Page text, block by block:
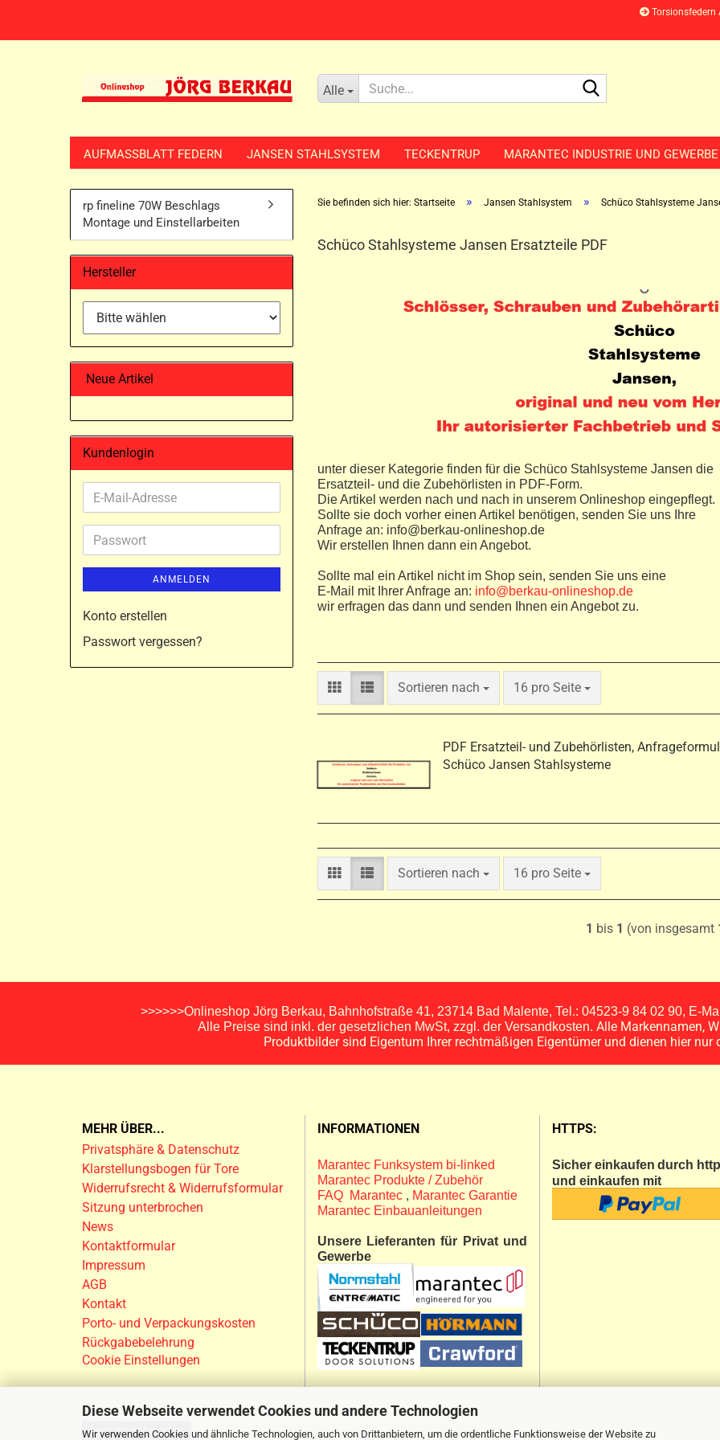
Diese Webseite verwendet Cookies und andere Technologien
Wir verwenden Cookies und ähnliche Technologien, auch von Drittanbietern, um die ordentliche Funktionsweise der Website zu
Alle
AUFMASSBLATT FEDERN JANSEN STAHLSYSTEM TECKENTRUP MARANTEC INDUSTRIE UND GEWERBE
Sie befinden sich hier: Startseite » Jansen Stahlsystem » Schüco Stahlsysteme
Schüco Stahlsysteme Jansen Ersatzteile PDF
unter dieser Kategorie finden für die Schüco Stahlsysteme Jansen die
Ersatzteil- und die Zubehörlisten in PDF-Form.
Die Artikel werden nach und nach in unserem Onlineshop eingepflegt.
Sollte sie doch vorher einen Artikel benötigen, senden Sie uns Ihre
Anfrage an: info@berkau-onlineshop.de
Wir erstellen Ihnen dann ein Angebot.
Sollte mal ein Artikel nicht im Shop sein, senden Sie uns eine
E-Mail mit Ihrer Anfrage an: info@berkau-onlineshop.de
wir erfragen das dann und senden Ihnen ein Angebot zu.
Sortieren nach
Sortieren nach 16 pro Seite
pro Seite
PDF Ersatzteil- und Zubehörlisten,
Schüco Jansen Stahlsysteme
Sortieren nach
Sortieren nach 16 pro Seite
pro Seite
1 bis 1 (von insgesamt
rp fineline 70W Beschlags
Montage und Einstellarbeiten
Hersteller
Neue Artikel
Kundenlogin
E-
Mail-
Adresse
Passwort
ANMELDEN
Konto erstellen
Passwort vergessen?
>>>>>>Onlineshop Jörg Berkau, Bahnhofstraße 41, 23714 Bad Malente, Tel.: 04523-9 84 02 90, E-
Alle Preise sind inkl. der gesetzlichen MwSt, zzgl. der Versandkosten. Alle Markennamen,
Produktbilder sind Eigentum Ihrer rechtmäßigen Eigentümer und dienen hier nur
MEHR ÜBER...
Privatsphäre & Datenschutz
Klarstellungsbogen für Tore
Widerrufsrecht & Widerrufsformular
Sitzung unterbrochen
News
Kontaktformular
Impressum
AGB
Kontakt
Porto- und Verpackungskosten
Rückgabebelehrung
Cookie Einstellungen
INFORMATIONEN
Marantec Funksystem bi-linked
Marantec Produkte / Zubehör
FAQ Marantec , Marantec Garantie
Marantec Einbauanleitungen
Unsere Lieferanten für Privat und
Gewerbe
HTTPS:
Sicher einkaufen durch
und einkaufen mit
Vertrag widerrufen